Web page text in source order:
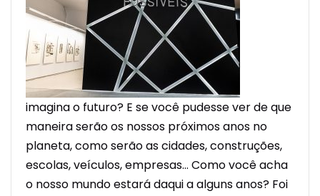
imagina o futuro? E se você pudesse ver de que
maneira serão os nossos próximos anos no
planeta, como serão as cidades, construções,
escolas, veículos, empresas… Como você acha
o nosso mundo estará daqui a alguns anos? Foi